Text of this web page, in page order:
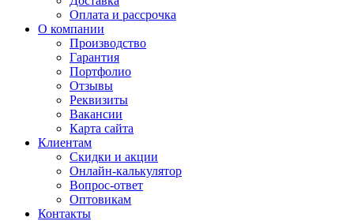
Оплата и рассрочка
О компании
Производство
Гарантия
Портфолио
Отзывы
Реквизиты
Вакансии
Карта сайта
Клиентам
Скидки и акции
Онлайн-калькулятор
Вопрос-ответ
Оптовикам
Контакты